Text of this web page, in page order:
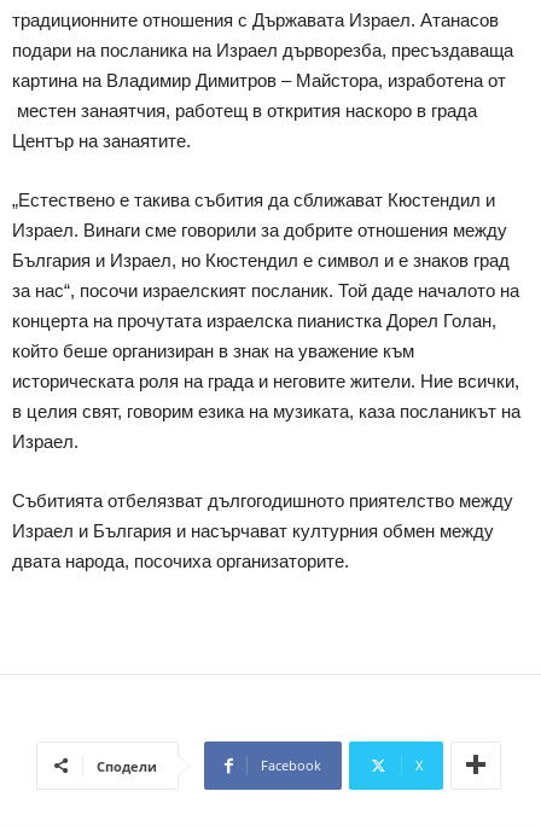
традиционните отношения с Държавата Израел. Атанасов
подари на посланика на Израел дърворезба, пресъздаваща
картина на Владимир Димитров – Майстора, изработена от
местен занаятчия, работещ в открития наскоро в града
Център на занаятите.
„Естествено е такива събития да сближават Кюстендил и
Израел. Винаги сме говорили за добрите отношения между
България и Израел, но Кюстендил е символ и е знаков град
за нас“, посочи израелският посланик. Той даде началото на
концерта на прочутата израелска пианистка Дорел Голан,
който беше организиран в знак на уважение към
историческата роля на града и неговите жители. Ние всички,
в целия свят, говорим езика на музиката, каза посланикът на
Израел.
Събитията отбелязват дългогодишното приятелство между
Израел и България и насърчават културния обмен между
двата народа, посочиха организаторите.
Сподели Facebook X